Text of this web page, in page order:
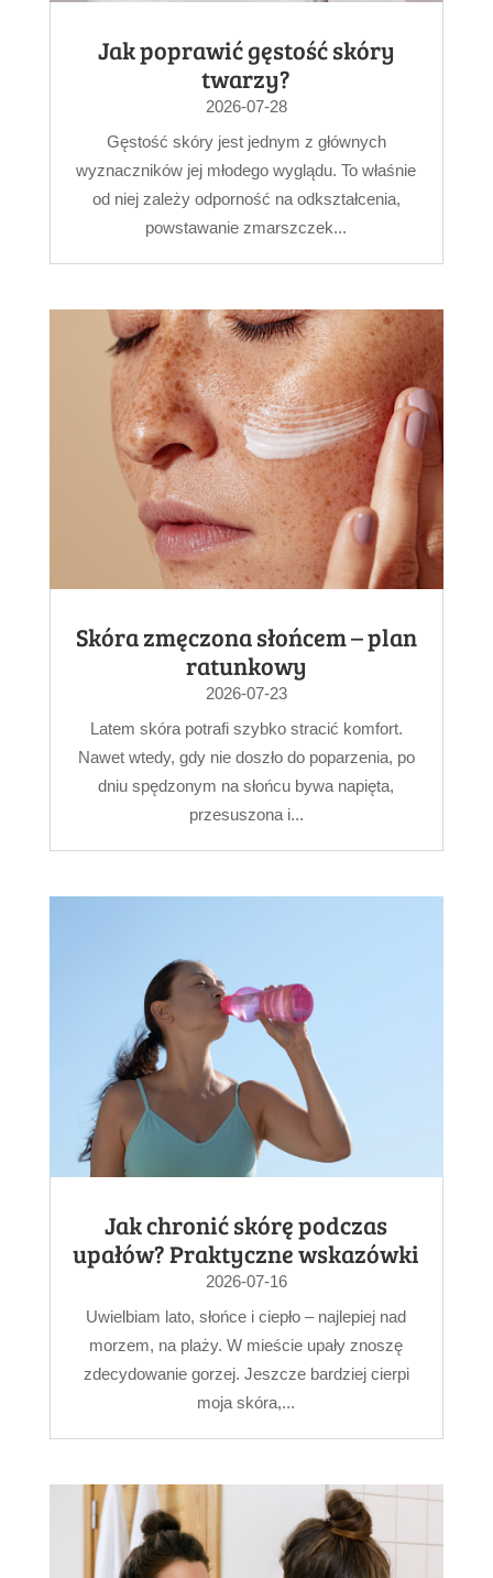
Jak poprawić gęstość skóry
twarzy?
2026-07-28
Gęstość skóry jest jednym z głównych
wyznaczników jej młodego wyglądu. To właśnie
od niej zależy odporność na odkształcenia,
powstawanie zmarszczek...
Skóra zmęczona słońcem – plan
ratunkowy
2026-07-23
Latem skóra potrafi szybko stracić komfort.
Nawet wtedy, gdy nie doszło do poparzenia, po
dniu spędzonym na słońcu bywa napięta,
przesuszona i...
Jak chronić skórę podczas
upałów? Praktyczne wskazówki
2026-07-16
Uwielbiam lato, słońce i ciepło – najlepiej nad
morzem, na plaży. W mieście upały znoszę
zdecydowanie gorzej. Jeszcze bardziej cierpi
moja skóra,...